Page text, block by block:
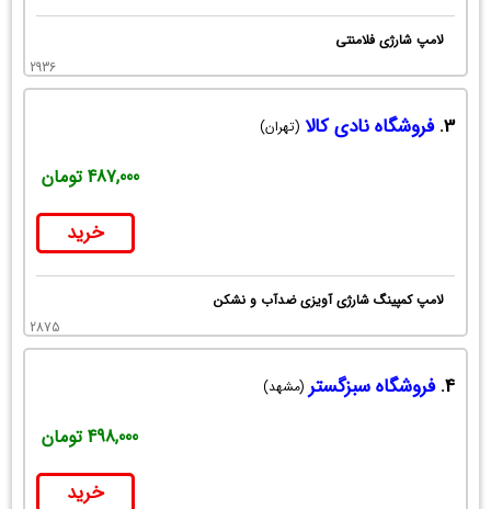
لامپ شارژی فلامنتی
2936
3. فروشگاه نادی کالا (تهران)
487,000 تومان
خرید
لامپ کمپینگ شارژی آویزی ضدآب و نشکن
2875
4. فروشگاه سبزگستر (مشهد)
498,000 تومان
خرید